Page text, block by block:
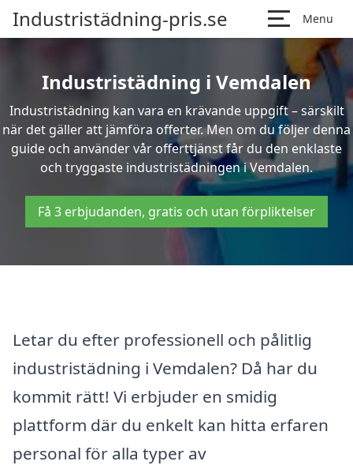
Industristädning-pris.se Menu
Industristädning i Vemdalen
Industristädning kan vara en krävande uppgift – särskilt
när det gäller att jämföra offerter. Men om du följer denna
guide och använder vår offerttjänst får du den enklaste
och tryggaste industristädningen i Vemdalen.
Få 3 erbjudanden, gratis och utan förpliktelser
Letar du efter professionell och pålitlig
industristädning i Vemdalen? Då har du
kommit rätt! Vi erbjuder en smidig
plattform där du enkelt kan hitta erfaren
personal för alla typer av